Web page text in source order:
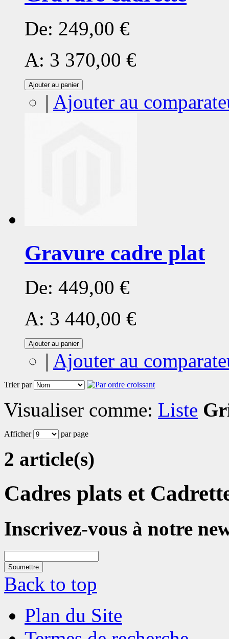
De: 249,00 €
A: 3 370,00 €
Ajouter au panier
| Ajouter au
Gravure cadre plat
De: 449,00 €
A: 3 440,00 €
Ajouter au panier
| Ajouter au
Trier par
Visualiser comme: Liste
Afficher par page
2 article(s)
Cadres plats et
Inscrivez-vous à notre
Soumettre
Back to top
Plan du Site